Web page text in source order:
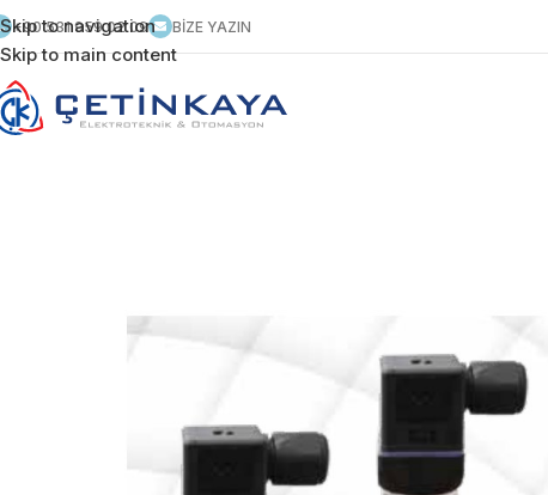
Skip to navigation
Skip to main content
+90 531 959 02 09 BİZE YAZIN